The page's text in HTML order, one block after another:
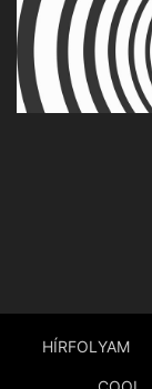
HÍRFOLYAM